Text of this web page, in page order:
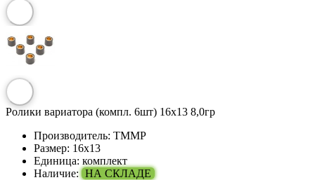
Ролики вариатора (компл. 6шт) 16x13 8,0гр
Производитель: TMMP
Размер: 16x13
Единица: комплект
Наличие: НА СКЛАДЕ